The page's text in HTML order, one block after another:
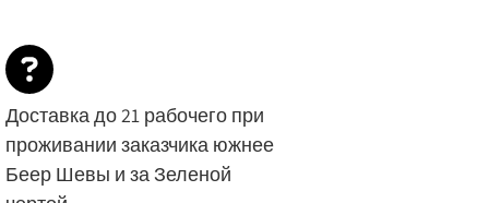
Доставка до 21 рабочего при
проживании заказчика южнее
Беер Шевы и за Зеленой